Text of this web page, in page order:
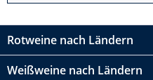
Rotweine nach Ländern
Weißweine nach Ländern